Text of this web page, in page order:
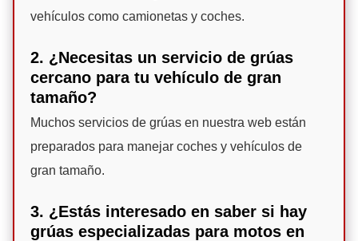
vehículos como camionetas y coches.
2. ¿Necesitas un servicio de grúas
cercano para tu vehículo de gran
tamaño?
Muchos servicios de grúas en nuestra web están
preparados para manejar coches y vehículos de
gran tamaño.
3. ¿Estás interesado en saber si hay
grúas especializadas para motos en